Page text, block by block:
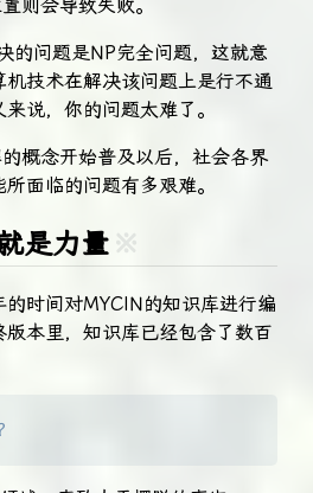
则会导致失败。
的问题是NP完全问题，这就意
技术在解决该问题上是行不通
说，你的问题太难了。
概念开始普及以后，社会各界
面临的问题有多艰难。
是力量 ※
时间对MYCIN的知识库进行编
本里，知识库已经包含了数百